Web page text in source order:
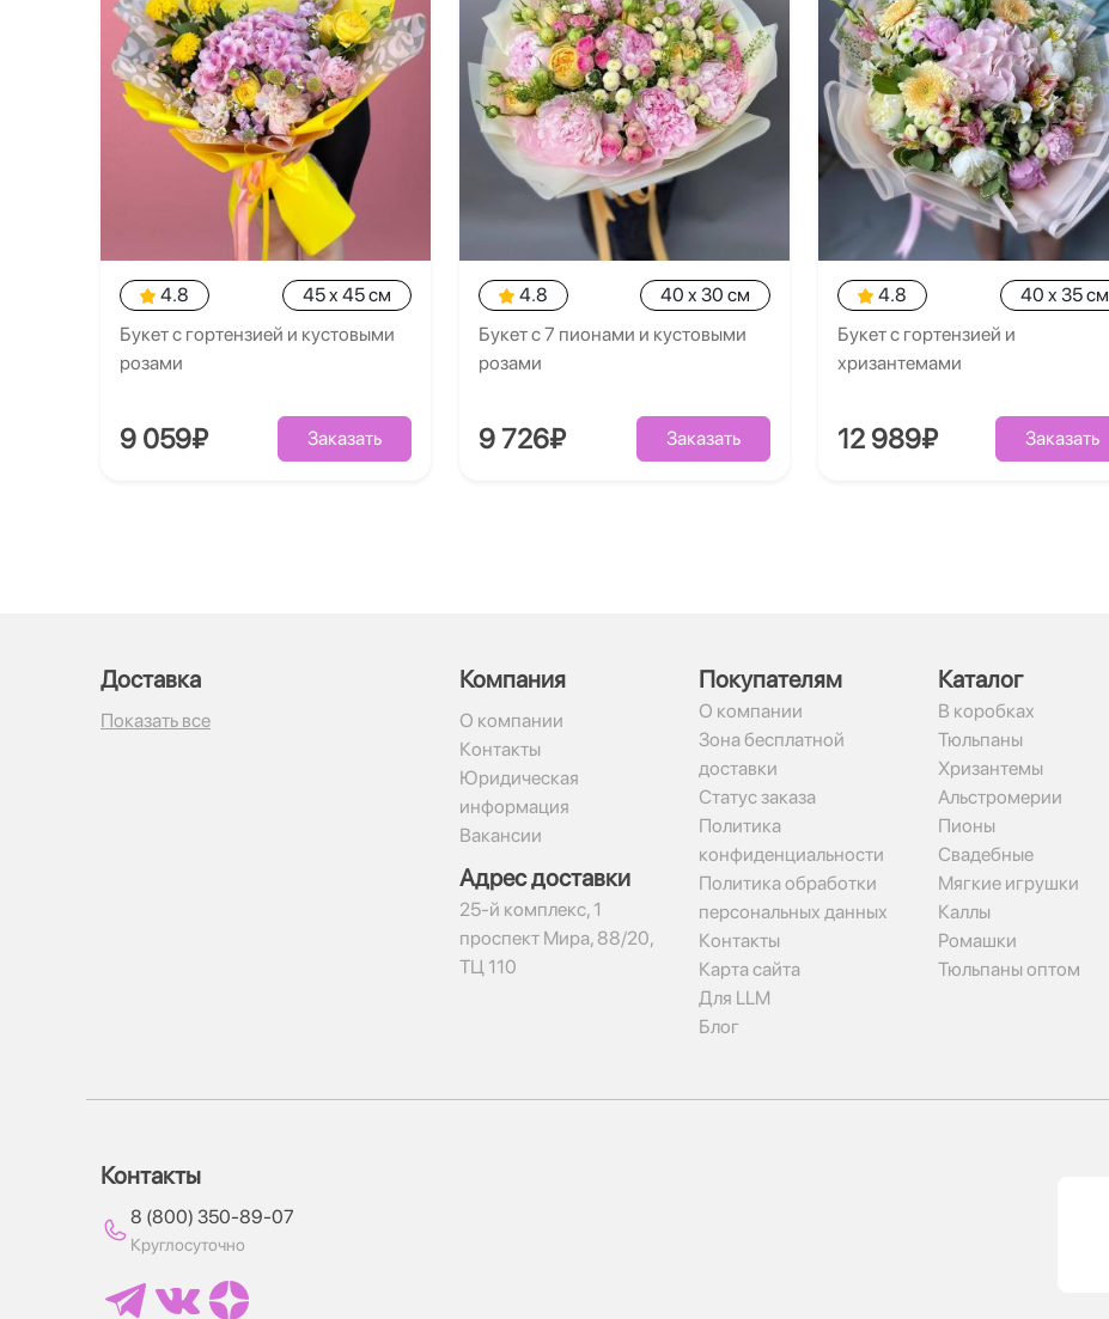
4.8
45 x 45 см
Букет с гортензией и кустовыми
розами
9 059₽ Заказать
4.8
40 x 30 см
Букет с 7 пионами и кустовыми
розами
9 726₽ Заказать
4.8
40 x 35 см
Букет с гортензией и
хризантемами
12 989₽ Заказать
Доставка
Показать все
Компания
О компании
Контакты
Юридическая
информация
Вакансии
Адрес доставки
​25-й комплекс, 1​
проспект Мира, 88/20,
ТЦ 110
Покупателям
О компании
Зона бесплатной
доставки
Статус заказа
Политика
конфиденциальности
Политика обработки
персональных данных
Контакты
Карта сайта
Для LLM
Блог
Каталог
В коробках
Тюльпаны
Хризантемы
Альстромерии
Пионы
Свадебные
Мягкие игрушки
Каллы
Ромашки
Тюльпаны оптом
Контакты
8 (800) 350-89-07
Круглосуточно